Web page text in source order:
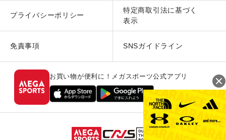
プライバシーポリシー
特定商取引法に基づく
表示
免責事項 SNSガイドライン
お買い物が便利に！メガスポーツ公式アプリ